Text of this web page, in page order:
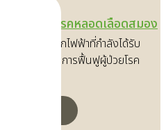
รับผู้ป่วยโรคหลอดเลือดสมอง
งด้วยแม่เหล็กไฟฟ้าที่กำลังได้รับ
โดยเฉพาะในการฟื้นฟูผู้ป่วยโรค